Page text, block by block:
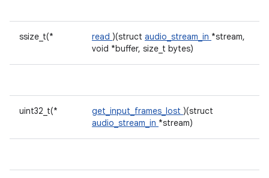
ssize_t(* read )(struct audio_stream_in *stream,
void *buffer, size_t bytes)
uint32_t(* get_input_frames_lost )(struct
audio_stream_in *stream)